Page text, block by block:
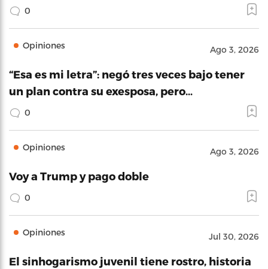
0
Opiniones Ago 3, 2026
“Esa es mi letra”: negó tres veces bajo tener
un plan contra su exesposa, pero…
0
Opiniones Ago 3, 2026
Voy a Trump y pago doble
0
Opiniones Jul 30, 2026
El sinhogarismo juvenil tiene rostro, historia